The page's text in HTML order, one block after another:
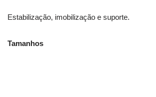
Estabilização, imobilização e suporte.
Tamanhos